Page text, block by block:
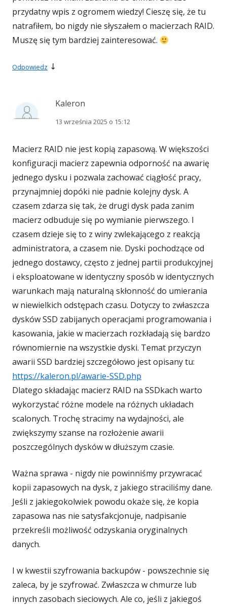
przydatny wpis z ogromem wiedzy! Cieszę się, że tu
natrafiłem, bo nigdy nie słyszałem o macierzach RAID.
Muszę się tym bardziej zainteresować.
Odpowiedz ↓
Kaleron
13 września 2025 o 15:12
Macierz RAID nie jest kopią zapasową. W większości
konfiguracji macierz zapewnia odporność na awarię
jednego dysku i pozwala zachować ciągłość pracy,
przynajmniej dopóki nie padnie kolejny dysk. A
czasem zdarza się tak, że drugi dysk pada zanim
macierz odbuduje się po wymianie pierwszego. I
czasem dzieje się to z winy zwlekającego z reakcją
administratora, a czasem nie. Dyski pochodzące od
jednego dostawcy, często z jednej partii produkcyjnej
i eksploatowane w identyczny sposób w identycznych
warunkach mają naturalną skłonność do umierania
w niewielkich odstępach czasu. Dotyczy to zwłaszcza
dysków SSD zabijanych operacjami programowania i
kasowania, jakie w macierzach rozkładają się bardzo
równomiernie na wszystkie dyski. Temat przyczyn
awarii SSD bardziej szczegółowo jest opisany tu:
https://kaleron.pl/awarie-SSD.php
Dlatego składając macierz RAID na SSDkach warto
wykorzystać różne modele na różnych układach
scalonych. Trochę stracimy na wydajności, ale
zwiększymy szanse na rozłożenie awarii
poszczególnych dysków w dłuższym czasie.
Ważna sprawa - nigdy nie powinniśmy przywracać
kopii zapasowych na dysk, z jakiego straciliśmy dane.
Jeśli z jakiegokolwiek powodu okaże się, że kopia
zapasowa nas nie satysfakcjonuje, nadpisanie
przekreśli możliwość odzyskania oryginalnych
danych.
I w kwestii szyfrowania backupów - powszechnie się
zaleca, by je szyfrować. Zwłaszcza w chmurze lub
innych zasobach sieciowych. Ale co, jeśli z jakiegoś